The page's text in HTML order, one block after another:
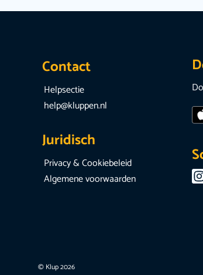
Contact
Helpsectie
help@kluppen.nl
Juridisch
Privacy & Cookiebeleid
Algemene voorwaarden
© Klup 2026